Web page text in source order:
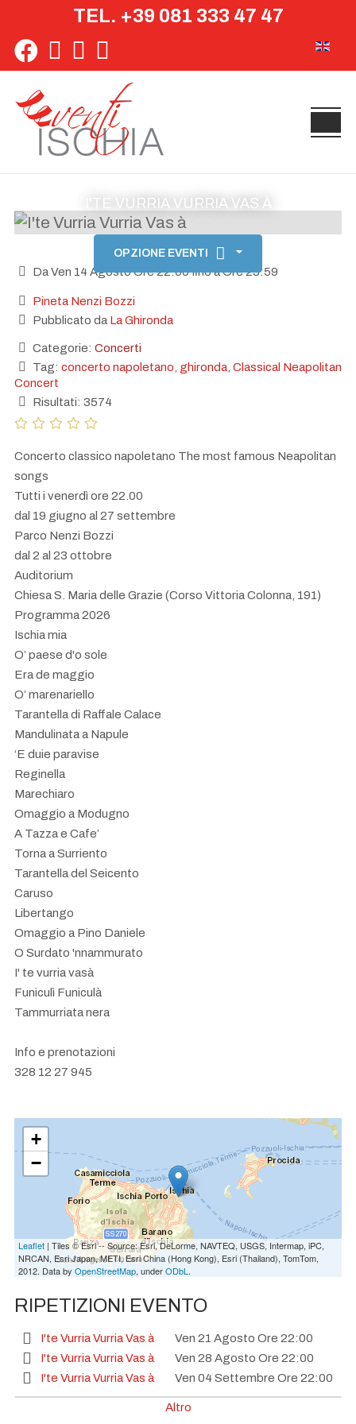
TEL. +39 081 333 47 47
I'TE VURRIA VURRIA VAS À
OPZIONE EVENTI
Da Ven 14 Agosto Ore 22:00 fino a Ore 23:59
Pineta Nenzi Bozzi
Pubblicato da La Ghironda
Categorie: Concerti
Tag: concerto napoletano ghironda Classical Neapolitan
Concert
Risultati: 3574
Concerto classico napoletano The most famous Neapolitan
songs
Tutti i venerdì ore 22.00
dal 19 giugno al 27 settembre
Parco Nenzi Bozzi
dal 2 al 23 ottobre
Auditorium
Chiesa S. Maria delle Grazie (Corso Vittoria Colonna, 191)
Programma 2026
Ischia mia
O’ paese d'o sole
Era de maggio
O’ marenariello
Tarantella di Raffale Calace
Mandulinata a Napule
‘E duie paravise
Reginella
Marechiaro
Omaggio a Modugno
A Tazza e Cafe’
Torna a Surriento
Tarantella del Seicento
Caruso
Libertango
Omaggio a Pino Daniele
O Surdato 'nnammurato
I' te vurria vasà
Funiculì Funiculà
Tammurriata nera
Info e prenotazioni
328 12 27 945
+
−
Leaflet | Tiles © Esri -- Source: Esri, DeLorme, NAVTEQ, USGS, Intermap, iPC,
NRCAN, Esri Japan, METI, Esri China (Hong Kong), Esri (Thailand), TomTom,
2012. Data by OpenStreetMap, underODbL.
RIPETIZIONI EVENTO
I'te Vurria Vurria Vas à
Ven 21 Agosto Ore 22:00
I'te Vurria Vurria Vas à
Ven 28 Agosto Ore 22:00
I'te Vurria Vurria Vas à
Ven 04 Settembre Ore 22:00
I'te Vurria Vurria Vas à
Ven 11 Settembre Ore 22:00
Altro